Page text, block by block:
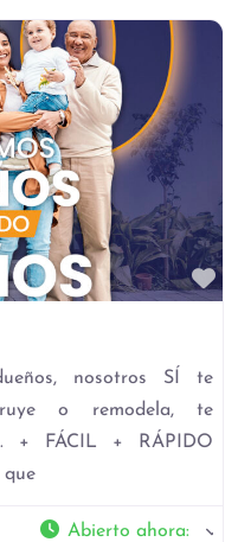
nosotros SÍ te
o remodela, te
+ FÁCIL + RÁPIDO
Abierto ahora: